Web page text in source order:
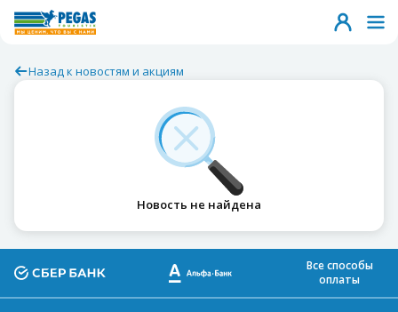
Назад к новостям и акциям
Новость не найдена
Все способы
оплаты